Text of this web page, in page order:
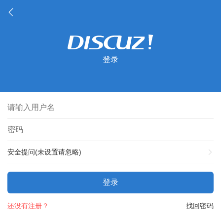
登录
安全提问(未设置请忽略)
登录
找回密码
还没有注册？